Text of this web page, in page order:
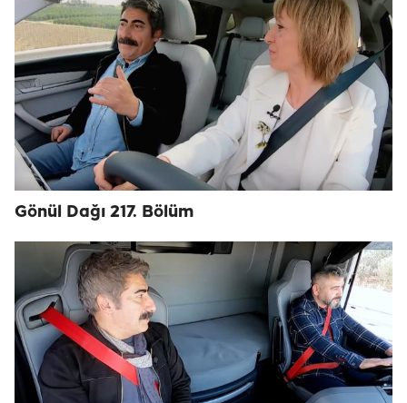
Gönül Dağı 217. Bölüm